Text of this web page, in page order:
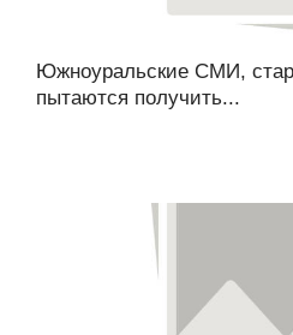
Южноуральские СМИ,
пытаются получить...